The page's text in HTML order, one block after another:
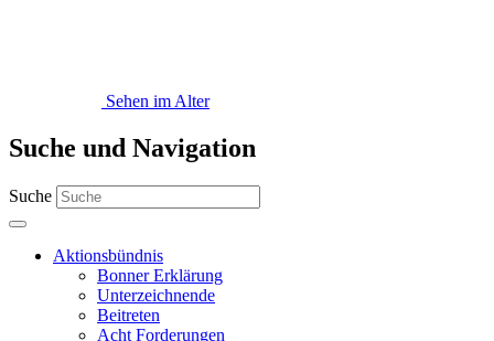
Sehen im Alter
Suche und Navigation
Suche
Aktionsbündnis
Bonner Erklärung
Unterzeichnende
Beitreten
Acht Forderungen